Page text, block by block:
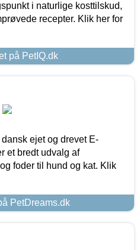
i naturlige kosttilskud,
recepter. Klik her for
på PetIQ.dk
ejet og drevet E-
et bredt udvalg af
foder til hund og kat. Klik
PetDreams.dk